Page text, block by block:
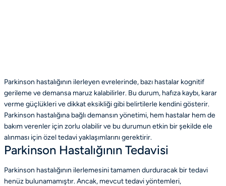
Parkinson hastalığının ilerleyen evrelerinde, bazı hastalar kognitif
gerileme ve demansa maruz kalabilirler. Bu durum, hafıza kaybı, karar
verme güçlükleri ve dikkat eksikliği gibi belirtilerle kendini gösterir.
Parkinson hastalığına bağlı demansın yönetimi, hem hastalar hem de
bakım verenler için zorlu olabilir ve bu durumun etkin bir şekilde ele
alınması için özel tedavi yaklaşımlarını gerektirir.
Parkinson Hastalığının Tedavisi
Parkinson hastalığının ilerlemesini tamamen durduracak bir tedavi
henüz bulunamamıştır. Ancak, mevcut tedavi yöntemleri,